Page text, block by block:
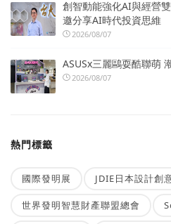
創智動能強化AI與經營
邀分享AI時代投資思維
2026/08/07
ASUSx三麗鷗耍酷聯萌
2026/08/07
熱門標籤
國際發明展 JDIE日本設計創
世界發明智慧財產聯盟總會